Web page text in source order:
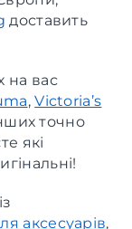
доставить
на вас
,Victoria’s
точно
які
із
аксесуарів,